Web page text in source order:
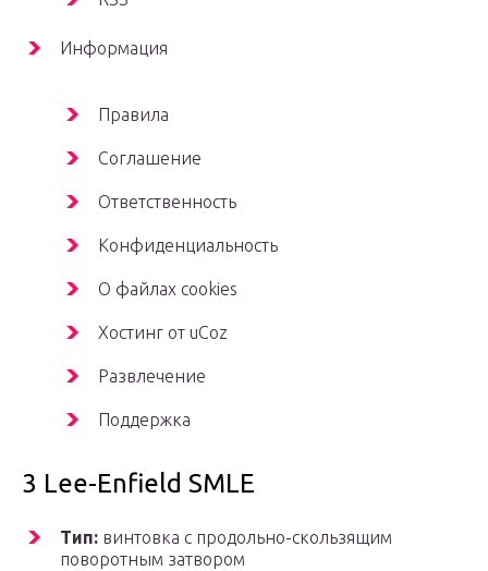
Информация
Правила
Соглашение
Ответственность
Конфиденциальность
О файлах cookies
Хостинг от uCoz
Развлечение
Поддержка
3 Lee-Enfield SMLE
Тип: винтовка с продольно-скользящим
поворотным затвором